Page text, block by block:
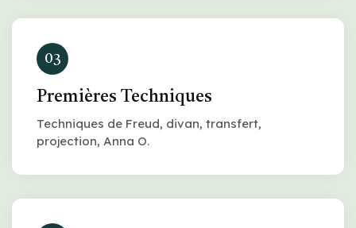
03
Premières Techniques
Techniques de Freud, divan, transfert,
projection, Anna O.